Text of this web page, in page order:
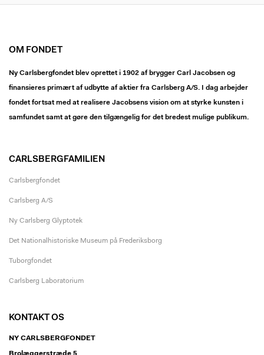
OM FONDET
Ny Carlsbergfondet blev oprettet i 1902 af brygger Carl Jacobsen og
finansieres primært af udbytte af aktier fra Carlsberg A/S. I dag arbejder
fondet fortsat med at realisere Jacobsens vision om at styrke kunsten i
samfundet samt at gøre den tilgængelig for det bredest mulige publikum.
CARLSBERGFAMILIEN
Carlsbergfondet
Carlsberg A/S
Ny Carlsberg Glyptotek
Det Nationalhistoriske Museum på Frederiksborg
Tuborgfondet
Carlsberg Laboratorium
KONTAKT OS
NY CARLSBERGFONDET